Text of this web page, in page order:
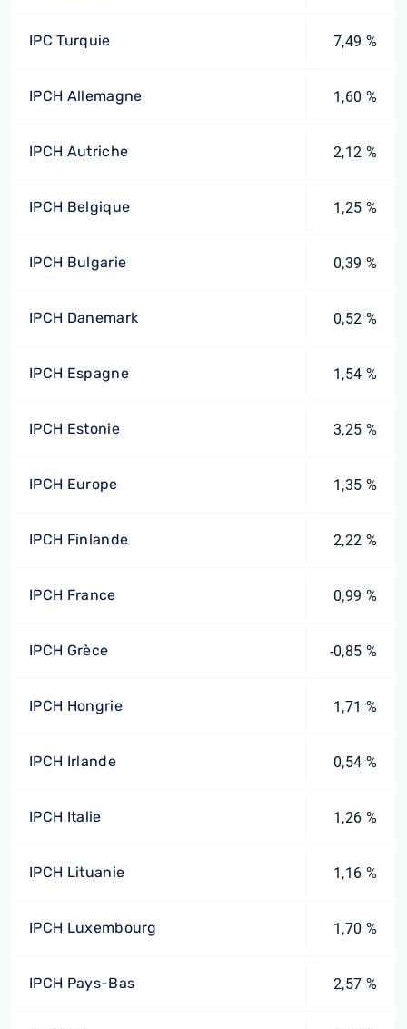
IPC Turquie 7,49 %
IPCH Allemagne 1,60 %
IPCH Autriche 2,12 %
IPCH Belgique 1,25 %
IPCH Bulgarie 0,39 %
IPCH Danemark 0,52 %
IPCH Espagne 1,54 %
IPCH Estonie 3,25 %
IPCH Europe 1,35 %
IPCH Finlande 2,22 %
IPCH France 0,99 %
IPCH Grèce -0,85 %
IPCH Hongrie 1,71 %
IPCH Irlande 0,54 %
IPCH Italie 1,26 %
IPCH Lituanie 1,16 %
IPCH Luxembourg 1,70 %
IPCH Pays-Bas 2,57 %